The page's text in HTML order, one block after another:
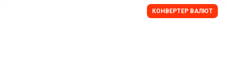
КОНВЕРТЕР ВАЛЮТ